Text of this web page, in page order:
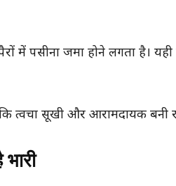
पसीना जमा होने लगता है। यही
त्वचा सूखी और आरामदायक बनी